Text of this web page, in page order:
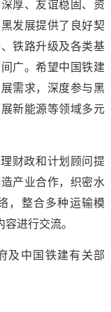
厚、友谊稳固、资
发展提供了良好契
铁路升级及各类基
广。希望中国铁建
需求，深度参与黑
新能源等领域多元
财政和计划顾问提
产业合作，织密水
，整合多种运输模
进行交流。
及中国铁建有关部